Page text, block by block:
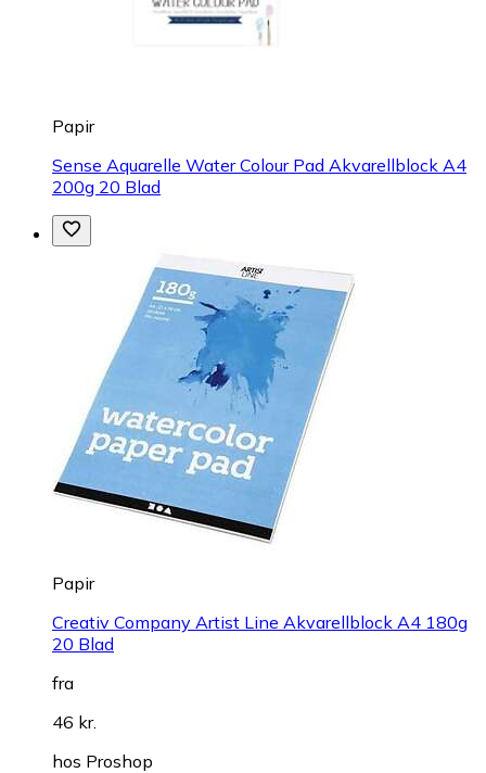
Papir
Sense Aquarelle Water Colour Pad Akvarellblock A4
200g 20 Blad
Papir
Creativ Company Artist Line Akvarellblock A4 180g
20 Blad
fra
46 kr.
hos Proshop